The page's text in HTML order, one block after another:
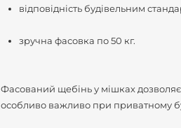
відповідність будівельним
зручна фасовка по 50 кг.
Фасований щебінь у мішках
особливо важливо при приватному